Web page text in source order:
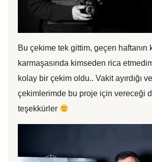
Bu çekime tek gittim, geçen haftanın
karmaşasında kimseden rica
kolay bir çekim oldu.. Vakit ayırdığı
çekimlerimde bu proje için vereceği
teşekkürler